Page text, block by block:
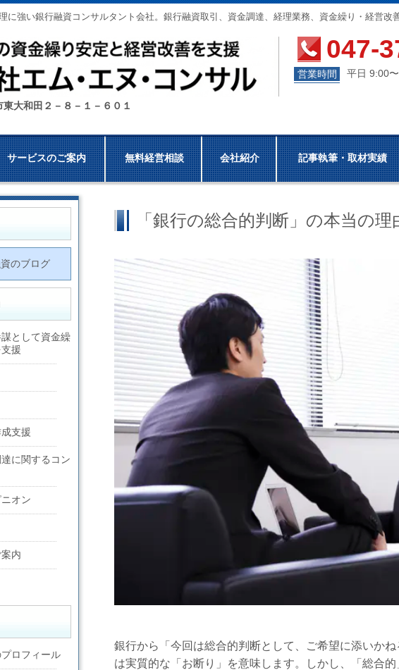
に強い銀行融資コンサルタント会社。銀行融資取引、資金調達、経理業務、資金繰り・経営改
大和田２－８－１－６０１
047-
営業時間 平日 9:00
サービスのご案内 無料経営相談 会社紹介 記事執筆・取材実績
「銀行の総合的判断」の本当の
銀行から「今回は総合的判断として、ご希望に添いか
は実質的な「お断り」を意味します。しかし、「総合
のブログ
として資金繰
援
支援
に関するコン
オン
内
ロフィール